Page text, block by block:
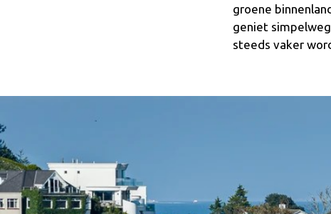
groene
geniet
steeds vaker